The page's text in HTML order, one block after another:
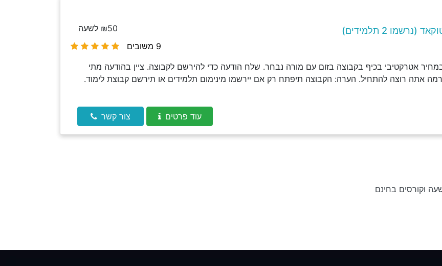
2 תלמידים)
9 משובים
₪50 לשעה
אטרקטיבי בכיף בקבוצה בזום עם מורה נבחר. שלח הודעה כדי להירשם לקבוצה. ציין בהודעה מתי
רמה אתה רוצה להתחיל. הערה: הקבוצה תיפתח רק אם יירשמו מינימום תלמידים או תירשם קבוצת לימוד.
עוד פרטים צור קשר